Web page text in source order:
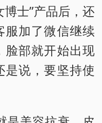
士”产品后，还
服加了微信继续
脸部就开始出现
是说，要坚持使